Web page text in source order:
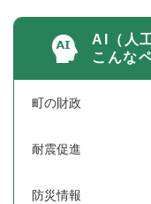
AI（人
こんな
町の財政
耐震促進
防災情報